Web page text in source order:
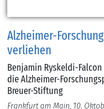
Alzheimer-
verliehen
Benjamin Ryskeldi-
die Alzheimer-
Breuer-Stiftung
Frankfurt am Main, 10.